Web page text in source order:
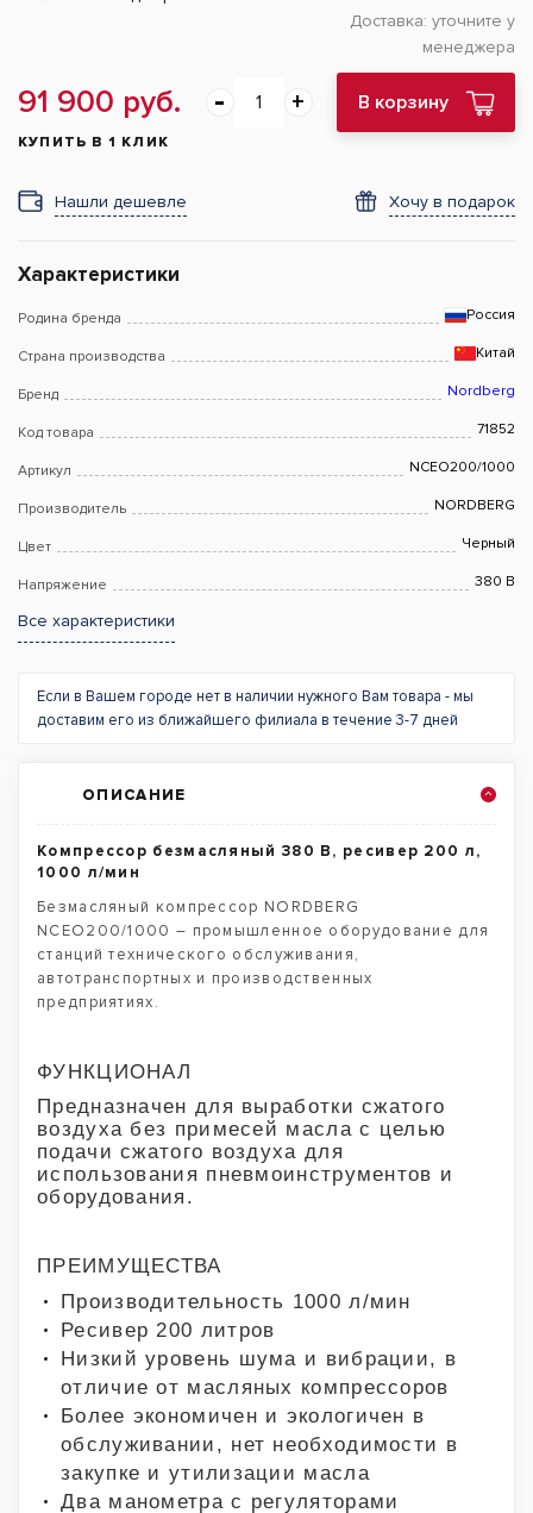
Доставка: уточните у
менеджера
91 900 руб. В корзину
КУПИТЬ В 1 КЛИК
Нашли дешевле Хочу в подарок
Характеристики
Родина бренда Россия
Страна производства Китай
Бренд Nordberg
Код товара 71852
Артикул NCEO200/1000
Производитель NORDBERG
Цвет Черный
Напряжение 380 В
Все характеристики
Если в Вашем городе нет в наличии нужного Вам товара - мы
доставим его из ближайшего филиала в течение 3-7 дней
ОПИСАНИЕ
Компрессор безмасляный 380 В, ресивер 200 л,
1000 л/мин
Безмасляный компрессор NORDBERG
NCEO200/1000 – промышленное оборудование для
станций технического обслуживания,
автотранспортных и производственных
предприятиях.
ФУНКЦИОНАЛ
Предназначен для выработки сжатого
воздуха без примесей масла с целью
подачи сжатого воздуха для
использования пневмоинструментов и
оборудования.
ПРЕИМУЩЕСТВА
Производительность 1000 л/мин
Ресивер 200 литров
Низкий уровень шума и вибрации, в
отличие от масляных компрессоров
Более экономичен и экологичен в
обслуживании, нет необходимости в
закупке и утилизации масла
Два манометра с регуляторами